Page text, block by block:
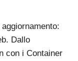
Dallo
con i Container